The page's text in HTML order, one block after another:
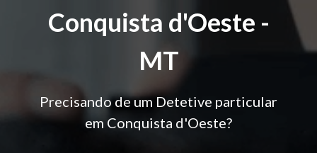
Conquista d'Oeste -
MT
Precisando de um Detetive particular
em Conquista d'Oeste?